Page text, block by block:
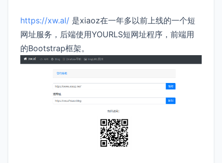
https://xw.al/ 是xiaoz在一年多以前上线的一个短
网址服务，后端使用YOURLS短网址程序，前端用
的Bootstrap框架。